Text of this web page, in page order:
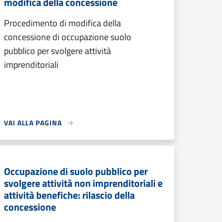
Procedimento di modifica della
concessione di occupazione suolo
pubblico per svolgere attività
imprenditoriali
VAI ALLA PAGINA
Occupazione di suolo pubblico per
svolgere attività non imprenditoriali e
attività benefiche: rilascio della
concessione